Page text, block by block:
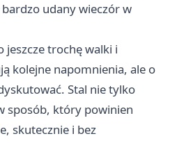
udany wieczór w
jeszcze trochę walki i
kolejne napomnienia, ale o
Stal nie tylko
sposób, który powinien
skutecznie i bez